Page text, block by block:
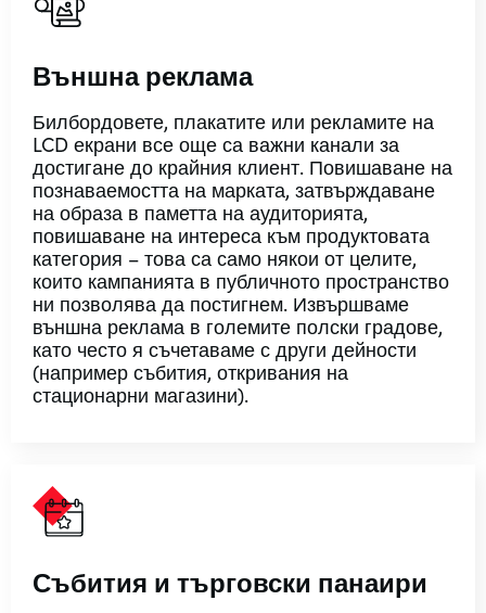
Външна реклама
Билбордовете, плакатите или рекламите на
LCD екрани все още са важни канали за
достигане до крайния клиент. Повишаване на
познаваемостта на марката, затвърждаване
на образа в паметта на аудиторията,
повишаване на интереса към продуктовата
категория – това са само някои от целите,
които кампанията в публичното пространство
ни позволява да постигнем. Извършваме
външна реклама в големите полски градове,
като често я съчетаваме с други дейности
(например събития, откривания на
стационарни магазини).
Събития и търговски панаири